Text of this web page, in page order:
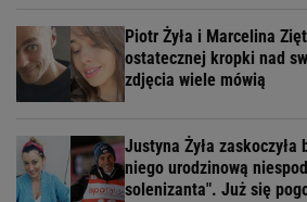
Piotr Żyła i Marcelina
ostatecznej kropki nad
zdjęcia wiele mówią
Justyna Żyła zaskoczyła
niego urodzinową
solenizanta". Już się